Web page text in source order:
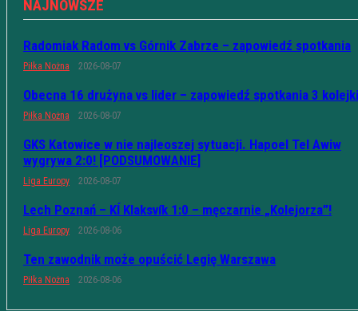
NAJNOWSZE
Radomiak Radom vs Górnik Zabrze – zapowiedź spotkania
Piłka Nożna 2026-08-07
Obecna 16 drużyna vs lider – zapowiedź spotkania 3 kolejki
Piłka Nożna 2026-08-07
GKS Katowice w nie najleoszej sytuacji. Hapoel Tel Awiw
wygrywa 2:0! [PODSUMOWANIE]
Liga Europy 2026-08-07
Lech Poznań – KÍ Klaksvík 1:0 – męczarnie „Kolejorza”!
Liga Europy 2026-08-06
Ten zawodnik może opuścić Legię Warszawa
Piłka Nożna 2026-08-06